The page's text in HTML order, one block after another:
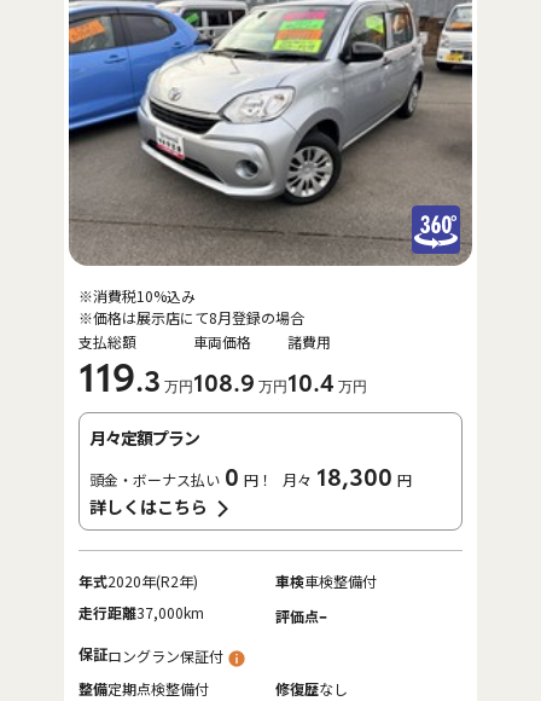
支払総額
119.3 万円
車両価格
108.9 万円
諸費用
10.4 万円
※消費税10%込み
※価格は展示店にて8月登録の場合
月々定額プラン
頭金・ボーナス払い 0 円！ 月々 18,300 円
詳しくはこちら
年式2020年(R2年) 車検車検整備付
走行距離37,000km 評価点-
保証ロングラン保証付
整備定期点検整備付 修復歴なし